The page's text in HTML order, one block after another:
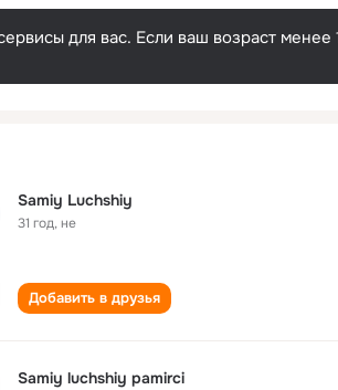
для вас. Если ваш возраст
Samiy Luchshiy
31 год,не
Добавить в друзья
Samiy luchshiy pamirci